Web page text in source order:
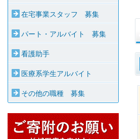
在宅事業スタッフ 募集
パート・アルバイト 募集
看護助手
医療系学生アルバイト
その他の職種 募集